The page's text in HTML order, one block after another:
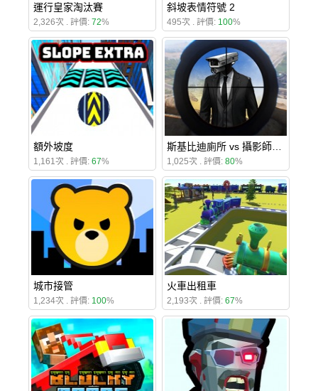
運行皇家淘汰賽
2,326次 . 評價: 72%
斜坡表情符號 2
495次 . 評價: 100%
額外坡度
1,161次 . 評價: 67% 1,025次 . 評價: 80%
城市接管
1,234次 . 評價: 100%
火車出租車
2,193次 . 評價: 67%